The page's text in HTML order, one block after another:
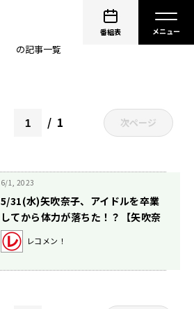
番組表
の記事一覧
1 次ページ
6/1, 2023
5/31(水)矢吹奈子、アイドルを卒業
してから体力が落ちた！？【矢吹奈
子のレコメン！】
レコメン！